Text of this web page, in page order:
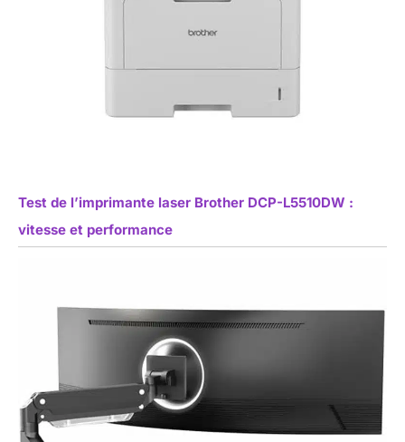
Test de l’imprimante laser Brother DCP-L5510DW :
vitesse et performance